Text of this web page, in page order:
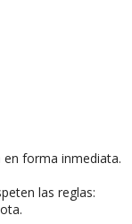
forma inmediata.
las reglas: